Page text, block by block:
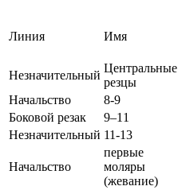
Линия Имя
Незначительный
Центральные
резцы
Начальство
8-9
Боковой резак
9–11
Незначительный 11-13
Начальство
первые
моляры
(жевание)